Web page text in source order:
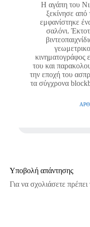
Η αγάπη του
ξεκίνησε
εμφανίστηκε
σαλόνι.
κινηματογράφος
του και
την εποχή του
τα σύγχρονα
Υποβολή απάντησης
Για να σχολιάσετε πρέπει